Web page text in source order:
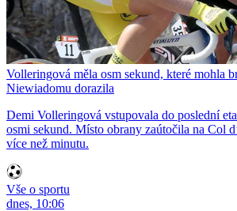
Volleringová měla osm sekund, které mohla
Niewiadomu dorazila
Demi Volleringová vstupovala do poslední
osmi sekund. Místo obrany zaútočila na Col
více než minutu.
Vše o sportu
dnes, 10:06